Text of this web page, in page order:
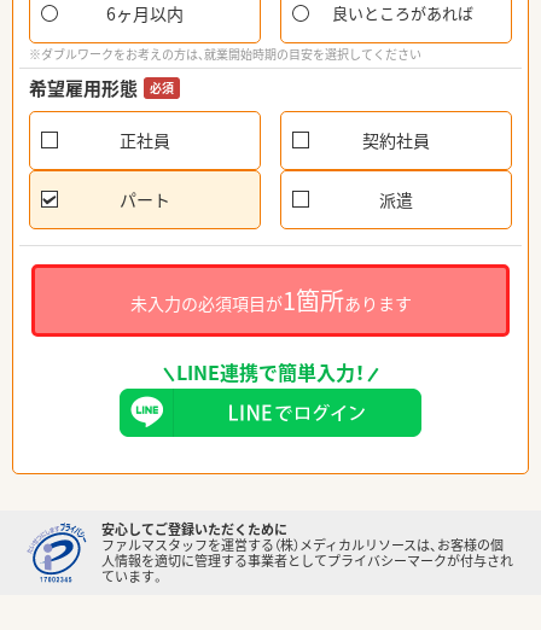
6ヶ月以内 良いところがあれば
※ダブルワークをお考えの方は、就業開始時期の目安を選択してください
希望雇用形態 必須
正社員 契約社員
パート 派遣
未入力の必須項目が1箇所あります
LINE連携で簡単入力！
安心してご登録いただくために
ファルマスタッフを運営する（株）メディカルリソースは、お客様の個
人情報を適切に管理する事業者としてプライバシーマークが付与され
ています。